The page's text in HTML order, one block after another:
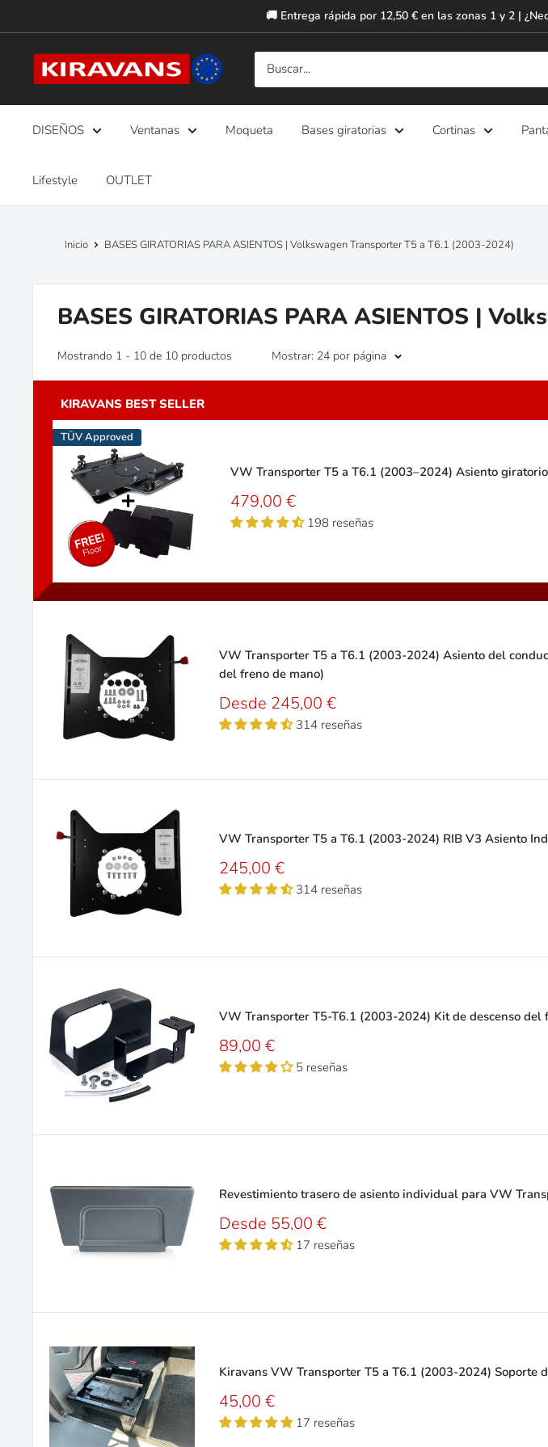
directamente
contenido
🚚 Entrega rápida por 12,50 € en las zonas 1 y 2 |
Kiravans
Europe
DISEÑOS Ventanas Moqueta Bases giratorias Cortinas
Lifestyle OUTLET
Inicio BASES GIRATORIAS PARA ASIENTOS | Volkswagen Transporter T5 a T6.1 (2003-2024)
BASES GIRATORIAS PARA ASIENTOS |
Mostrando 1 - 10 de 10 productos Mostrar: 24 por página
TÜV Approved
VW Transporter T5 a T6.1 (2003–2024) Asiento
Precio
de
venta
479,00 €
198 reseñas
VW Transporter T5 a T6.1 (2003-2024) Asiento del
del freno de mano)
Precio
de
venta
Desde 245,00 €
314 reseñas
VW Transporter T5 a T6.1 (2003-2024) RIB V3 Asiento
Precio
de
venta
245,00 €
314 reseñas
VW Transporter T5-T6.1 (2003-2024) Kit de descenso del
Precio
de
venta
89,00 €
5 reseñas
Revestimiento trasero de asiento individual para VW
Precio
de
venta
Desde 55,00 €
17 reseñas
Kiravans VW Transporter T5 a T6.1 (2003-2024) Soporte
Precio
de
venta
45,00 €
17 reseñas